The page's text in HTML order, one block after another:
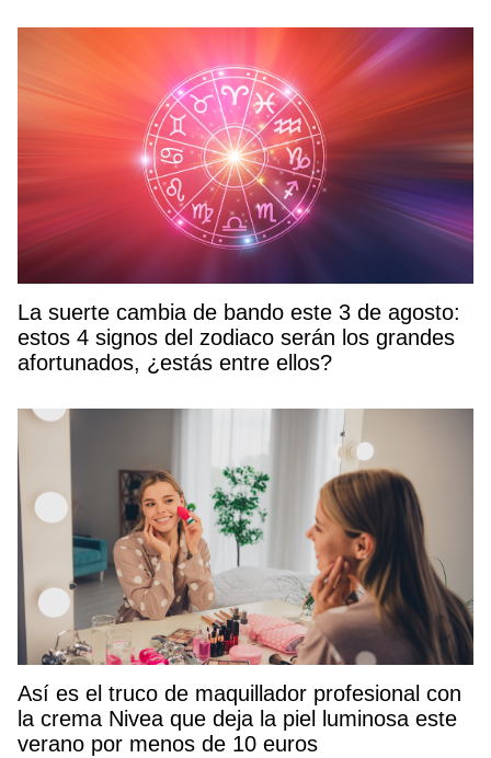
La suerte cambia de bando este 3 de agosto:
estos 4 signos del zodiaco serán los grandes
afortunados, ¿estás entre ellos?
Así es el truco de maquillador profesional con
la crema Nivea que deja la piel luminosa este
verano por menos de 10 euros